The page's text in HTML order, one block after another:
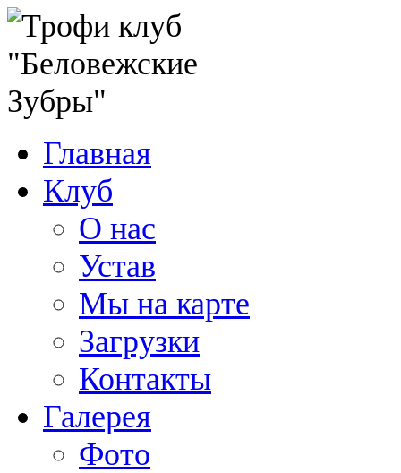
Главная
Клуб
О нас
Устав
Мы на карте
Загрузки
Контакты
Галерея
Фото